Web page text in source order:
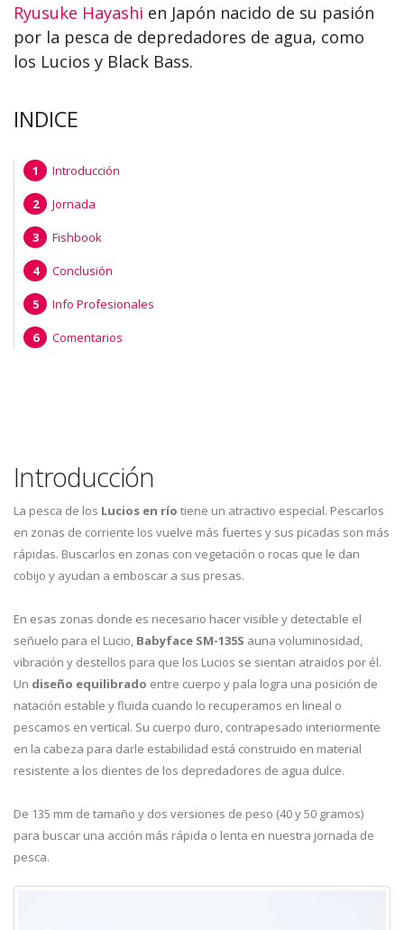
Ryusuke Hayashi en Japón nacido de su pasión
por la pesca de depredadores de agua, como
los Lucios y Black Bass.
INDICE
Introducción
Jornada
Fishbook
Conclusión
Info Profesionales
Comentarios
Introducción
La pesca de los Lucios en río tiene un atractivo especial. Pescarlos
en zonas de corriente los vuelve más fuertes y sus picadas son más
rápidas. Buscarlos en zonas con vegetación o rocas que le dan
cobijo y ayudan a emboscar a sus presas.
En esas zonas donde es necesario hacer visible y detectable el
señuelo para el Lucio, Babyface SM-135S auna voluminosidad,
vibración y destellos para que los Lucios se sientan atraidos por él.
Un diseño equilibrado entre cuerpo y pala logra una posición de
natación estable y fluida cuando lo recuperamos en lineal o
pescamos en vertical. Su cuerpo duro, contrapesado interiormente
en la cabeza para darle estabilidad está construido en material
resistente a los dientes de los depredadores de agua dulce.
De 135 mm de tamaño y dos versiones de peso (40 y 50 gramos)
para buscar una acción más rápida o lenta en nuestra jornada de
pesca.